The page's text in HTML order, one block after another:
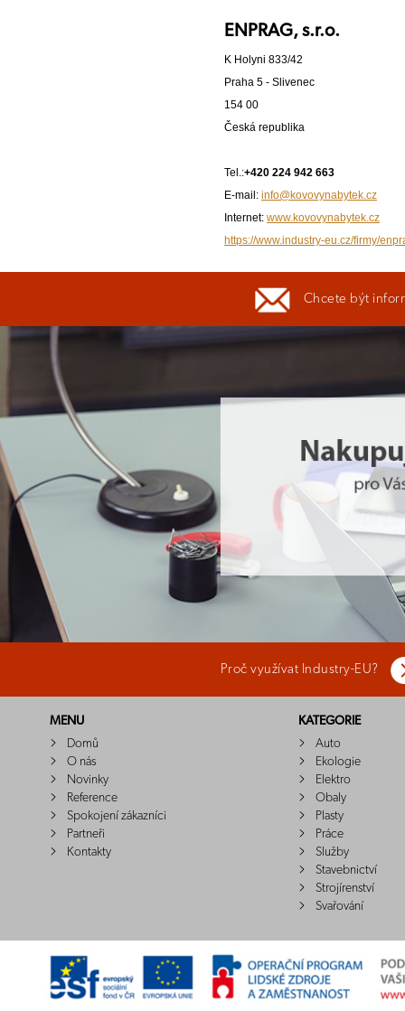
ENPRAG, s.r.o.
K Holyni 833/42
Praha 5 - Slivenec
154 00
Česká republika
Tel.:+420 224 942 663
E-mail: info@kovovynabytek.cz
Internet: www.kovovynabytek.cz
https://www.industry-eu.cz/firmy/
Chcete být
Proč využívat Industry-EU?
MENU
Domů
O nás
Novinky
Reference
Spokojení zákazníci
Partneři
Kontakty
KATEGORIE
Auto
Ekologie
Elektro
Obaly
Plasty
Práce
Služby
Stavebnictví
Strojírenství
Svařování